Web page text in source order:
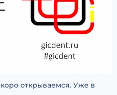
открываемся. Уже в